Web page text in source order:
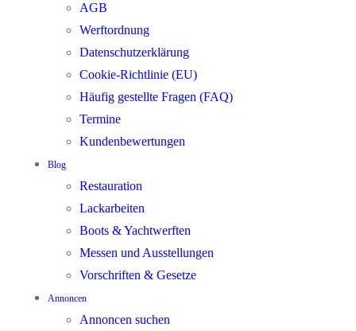
AGB
Werftordnung
Datenschutzerklärung
Cookie-Richtlinie (EU)
Häufig gestellte Fragen (FAQ)
Termine
Kundenbewertungen
Blog
Restauration
Lackarbeiten
Boots & Yachtwerften
Messen und Ausstellungen
Vorschriften & Gesetze
Annoncen
Annoncen suchen